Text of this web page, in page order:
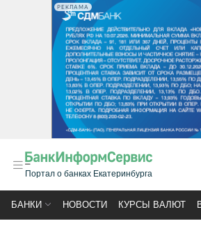
РЕКЛАМА
Портал о банках Екатеринбурга
БАНКИ НОВОСТИ КУРСЫ ВАЛЮТ